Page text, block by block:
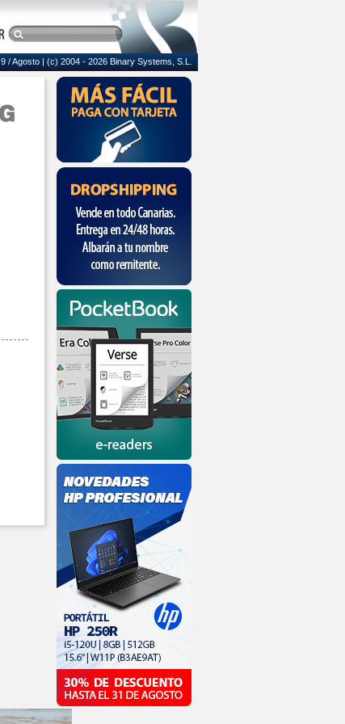
9 / Agosto | (c) 2004 - 2026 Binary Systems, S.L.